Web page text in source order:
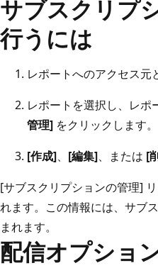
サブスクリプ
行うには
レポートへのアクセス元
レポートを選択し、レポ
管理] をクリックします。
[作成]、 [編集]、または [
[サブスクリプションの管理]
れます。この情報には、サブ
まれます。
配信オプショ